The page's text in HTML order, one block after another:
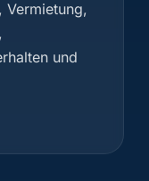
Vermietung,
und